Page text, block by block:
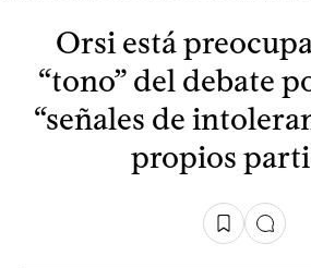
Orsi está
“tono” del debate
“señales de
propios